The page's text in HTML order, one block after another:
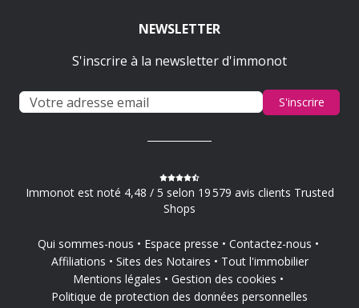
NEWSLETTER
S'inscrire à la newsletter d'immonot
S'inscrire
Immonot est noté 4,48 / 5 selon 19 579 avis clients Trusted
Shops
Qui sommes-nous Espace presse
Contactez-nous
Affiliations
Sites des Notaires
Tout l'immobilier
Mentions légales
Gestion des cookies
Politique de protection des données personnelles